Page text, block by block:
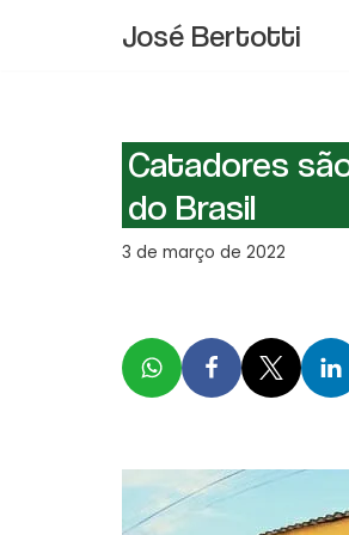
José Bertotti
Catadores
do Brasil
3 de março de 2022